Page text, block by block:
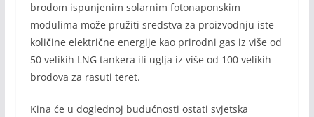
brodom ispunjenim solarnim fotonaponskim
modulima može pružiti sredstva za proizvodnju iste
količine električne energije kao prirodni gas iz više od
50 velikih LNG tankera ili uglja iz više od 100 velikih
brodova za rasuti teret.
Kina će u doglednoj budućnosti ostati svjetska